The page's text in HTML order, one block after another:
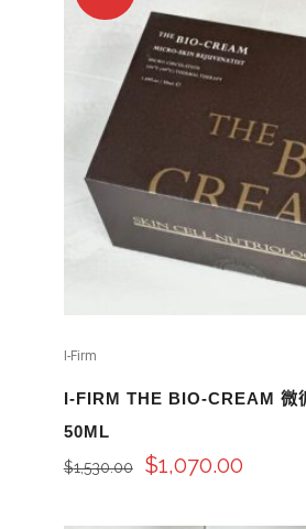
I-Firm
I-FIRM THE BIO-CREAM 微
50ML
$1,530.00 $1,070.00